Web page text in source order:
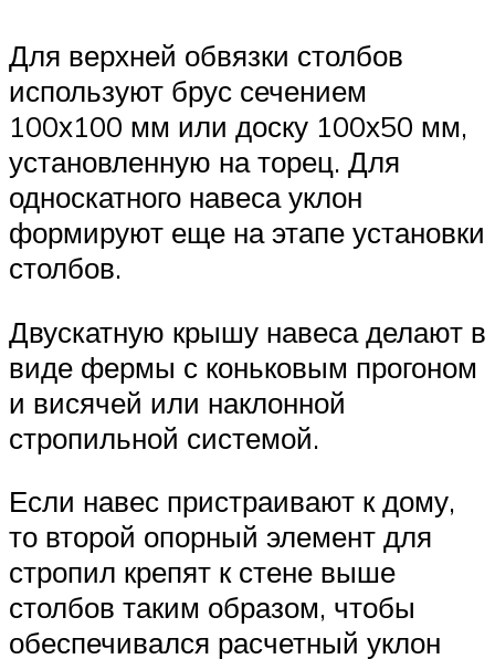
Для верхней обвязки столбов
используют брус сечением
100х100 мм или доску 100х50 мм,
установленную на торец. Для
односкатного навеса уклон
формируют еще на этапе установки
столбов.
Двускатную крышу навеса делают в
виде фермы с коньковым прогоном
и висячей или наклонной
стропильной системой.
Если навес пристраивают к дому,
то второй опорный элемент для
стропил крепят к стене выше
столбов таким образом, чтобы
обеспечивался расчетный уклон